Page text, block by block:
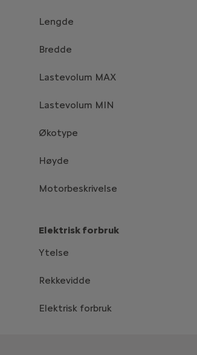
Lengde
Bredde
Lastevolum MAX
Lastevolum MIN
Økotype
Høyde
Motorbeskrivelse
Elektrisk forbruk
Ytelse
Rekkevidde
Elektrisk forbruk